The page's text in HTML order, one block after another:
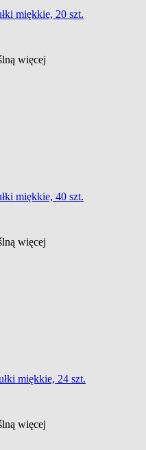
miękkie, 20 szt.
więcej
miękkie, 40 szt.
więcej
miękkie, 24 szt.
więcej